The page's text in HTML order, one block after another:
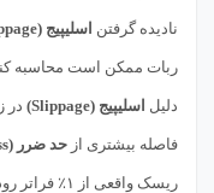
نادیده گرفتن اسلیپیج (Slippage)
دلیل اسلیپیج (Slippage) در
فاصله بیشتری از حد ضرر (Stop Loss)
ریسک واقعی از ۱٪ فراتر رود. این خطاها نشان می‌دهند که